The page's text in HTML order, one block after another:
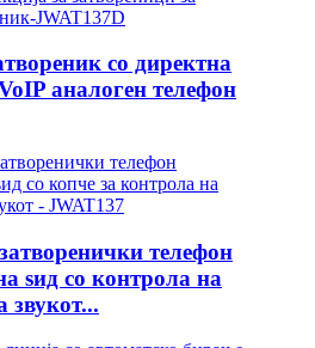
со директна
аналоген телефон
телефон
ѕид со контрола на
звукот...